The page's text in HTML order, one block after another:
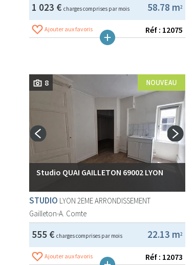
58.78 m2
1 023 € charges comprises par mois
Ajouter aux favoris Réf : 12075
8
Studio QUAI GAILLETON 69002 LYON
STUDIO LYON 2EME ARRONDISSEMENT
Gailleton-A. Comte
22.13 m2
555 € charges comprises par mois
Ajouter aux favoris Réf : 12073